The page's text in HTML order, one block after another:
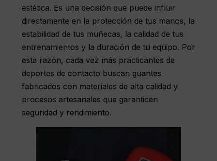
estética. Es una decisión que puede influir
directamente en la protección de tus manos, la
estabilidad de tus muñecas, la calidad de tus
entrenamientos y la duración de tu equipo. Por
esta razón, cada vez más practicantes de
deportes de contacto buscan guantes
fabricados con materiales de alta calidad y
procesos artesanales que garanticen
seguridad y rendimiento.